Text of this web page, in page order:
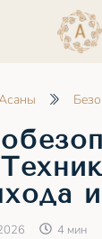
4 мин